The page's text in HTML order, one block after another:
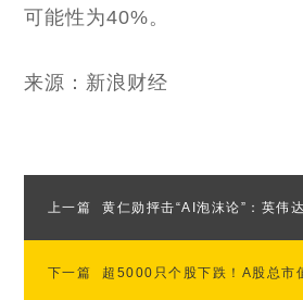
可能性为40%。
来源：新浪财经
上一篇 黄仁勋抨击“AI泡沫论”：英伟
棚 AI正给客户带来回报
下一篇 超5000只个股下跌！A股总市